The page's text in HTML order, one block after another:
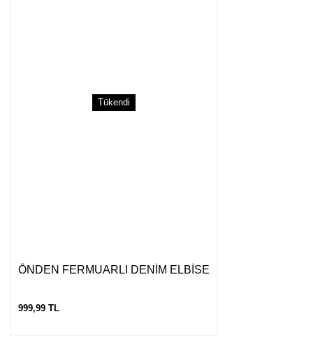
Tükendi
ÖNDEN FERMUARLI DENİM ELBİSE
999,99 TL